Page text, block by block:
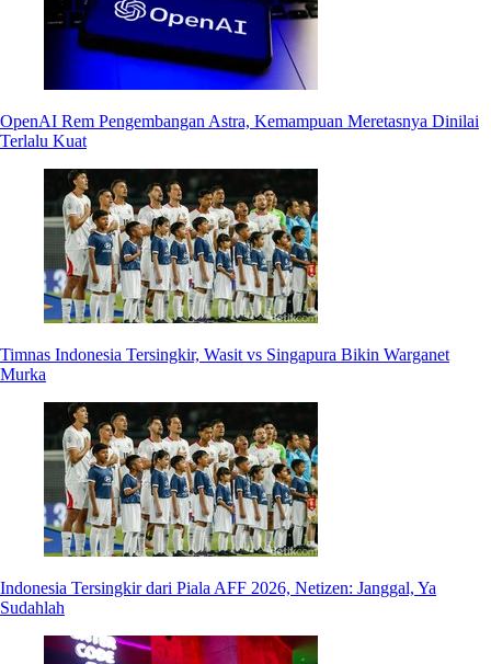
OpenAI Rem Pengembangan Astra, Kemampuan Meretasnya Dinilai
Terlalu Kuat
Timnas Indonesia Tersingkir, Wasit vs Singapura Bikin Warganet
Murka
Indonesia Tersingkir dari Piala AFF 2026, Netizen: Janggal, Ya
Sudahlah